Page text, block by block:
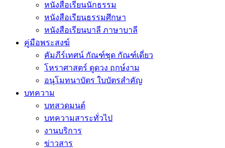
หนังสือเรียนนักธรรม
หนังสือเรียนธรรมศึกษา
หนังสือเรียนบาลี ภาษาบาลี
คู่มือพระสงฆ์
คัมภีร์เทศน์ กัณฑ์ชุด กัณฑ์เดี่ยว
โหราศาสตร์ ดูดวง ฤกษ์งาม
อนุโมทนาบัตร ใบบัตรสำคัญ
บทความ
บทสวดมนต์
บทความสาระทั่วไป
งานบริการ
ข่าวสาร